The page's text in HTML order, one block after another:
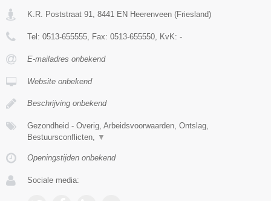
K.R. Poststraat 91 8441 EN Heerenveen (Friesland)
Tel: 0513-655555 , Fax: 0513-655550 , KvK: -
E-mailadres onbekend
Website onbekend
Beschrijving onbekend
Gezondheid - Overig, Arbeidsvoorwaarden, Ontslag,
Bestuursconflicten,
▼
Openingstijden onbekend
Sociale media: